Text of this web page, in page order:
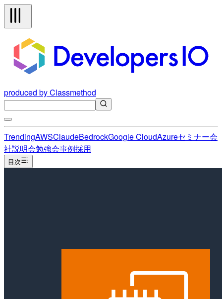
produced by Classmethod
TrendingAWSClaudeBedrockGoogle CloudAzureセミナー会
社説明会勉強会事例採用
目次